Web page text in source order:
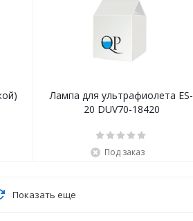
Лампа для ультрафиолета ES-
20 DUV70-18420
Под заказ
Показать еще